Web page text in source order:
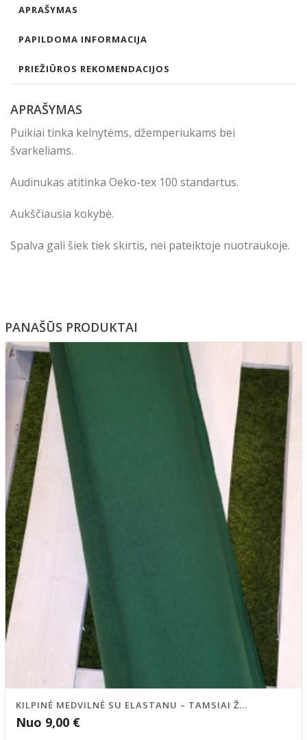
APRAŠYMAS
PAPILDOMA INFORMACIJA
PRIEŽIŪROS REKOMENDACIJOS
APRAŠYMAS
Puikiai tinka kelnytėms, džemperiukams bei
švarkeliams.
Audinukas atitinka Oeko-tex 100 standartus.
Aukščiausia kokybė.
Spalva gali šiek tiek skirtis, nei pateiktoje nuotraukoje.
PANAŠŪS PRODUKTAI
KILPINĖ MEDVILNĖ SU ELASTANU – TAMSIAI Ž...
Nuo 9,00 €